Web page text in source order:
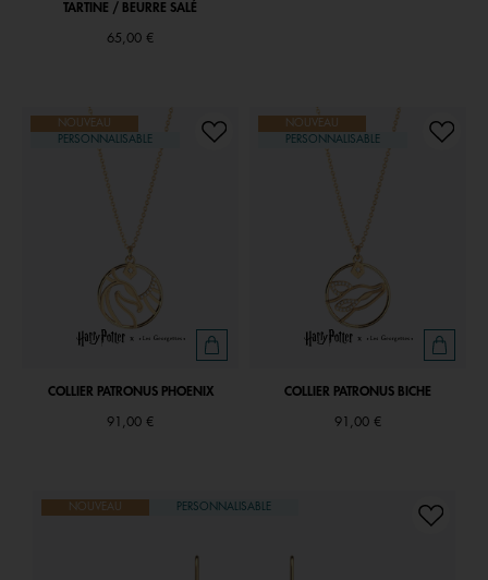
TARTINE / BEURRE SALÉ
65,00 €
NOUVEAU
PERSONNALISABLE
COLLIER PATRONUS PHOENIX
91,00 €
NOUVEAU
PERSONNALISABLE
COLLIER PATRONUS BICHE
91,00 €
NOUVEAU PERSONNALISABLE